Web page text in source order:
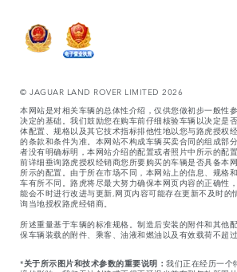
© JAGUAR LAND ROVER LIMITED 2026
本网站是对相关车辆的总体性介绍，仅供您做初步一般性
决定的基础。我们鼓励您在购车前仔细核验车辆以决定是
体配置、规格以及其它技术指标排他性地以您与路虎授权
的条款和条件为准。本网站不构成车辆买卖合同的组成部
者没有明确标明，本网站介绍的配置或者照片中所示的配
前详细垂询路虎授权经销商您所要购买的车辆是否具备本
所示的配置。由于所在市场不同，本网站上的信息、规格
车有所不同。路虎将尽最大努力确保本网页内容的正确性
能会不时进行改进与更新,网页内容可能存在更新不及时的
询当地授权路虎经销商。
所述重量基于车辆的标准规格。制造后安装的附件和其他
保车辆装载的附件、乘客、油液和燃油以及有效载荷不超
*关于所示图片和技术参数的重要说明： 我们正在经历一个